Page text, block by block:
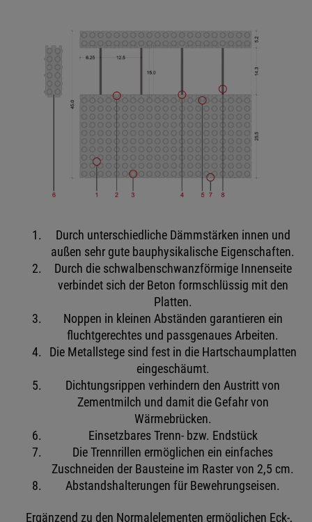
Durch unterschiedliche Dämmstärken innen und
außen sehr gute bauphysikalische Eigenschaften.
Durch die schwalbenschwanzförmige Innenseite
verbindet sich der Beton formschlüssig mit den
Platten.
Noppen in kleinen Abständen garantieren ein
fluchtgerechtes und passgenaues Arbeiten.
Die Metallstege sind fest in die Hartschaumplatten
eingeschäumt.
Dichtungsrippen verhindern den Austritt von
Zementmilch und damit die Gefahr von
Wärmebrücken.
Einsetzbares Trenn- bzw. Endstück
Die Trennrillen ermöglichen ein einfaches
Zuschneiden der Bausteine im Raster von 2,5 cm.
Abstandshalterungen für Bewehrungseisen.
Ergänzend zu den Normalelementen ermöglichen Eck-,